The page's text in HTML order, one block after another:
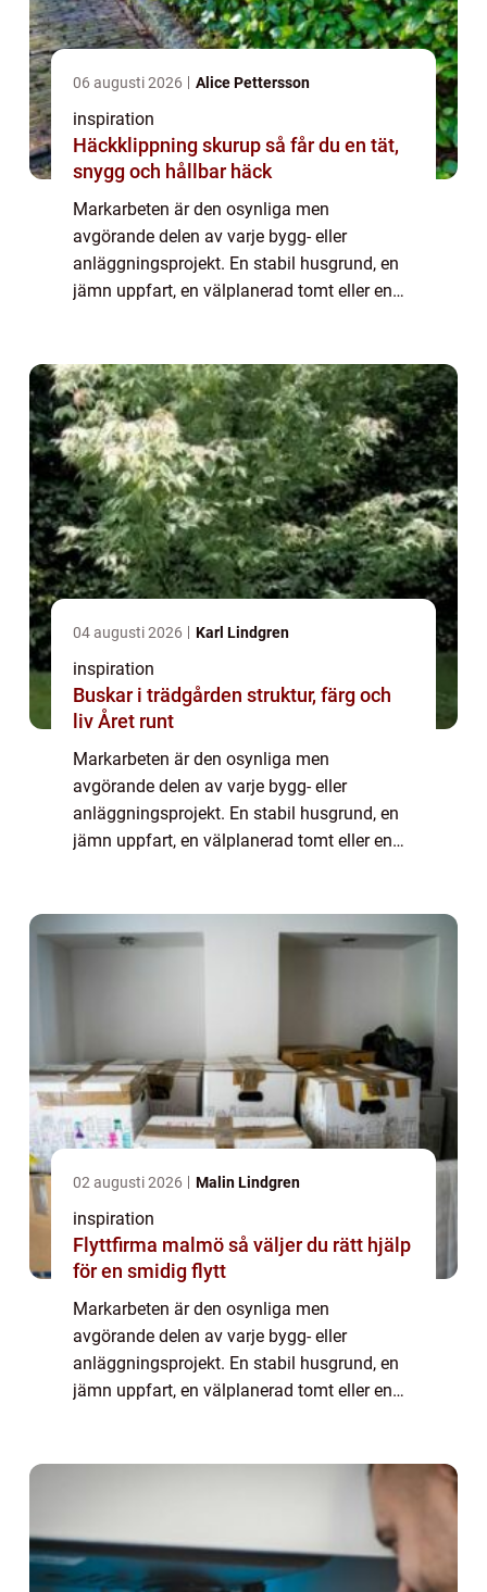
06 augusti 2026 Alice Pettersson
inspiration
Häckklippning skurup så får du en tät,
snygg och hållbar häck
Markarbeten är den osynliga men
avgörande delen av varje bygg- eller
anläggningsprojekt. En stabil husgrund, en
jämn uppfart, en välplanerad tomt eller en
mellan morän...
04 augusti 2026 Karl Lindgren
inspiration
Buskar i trädgården struktur, färg och
liv Året runt
Markarbeten är den osynliga men
avgörande delen av varje bygg- eller
anläggningsprojekt. En stabil husgrund, en
jämn uppfart, en välplanerad tomt eller en
02 augusti 2026 Malin Lindgren
inspiration
Flyttfirma malmö så väljer du rätt hjälp
för en smidig flytt
Markarbeten är den osynliga men
avgörande delen av varje bygg- eller
anläggningsprojekt. En stabil husgrund, en
jämn uppfart, en välplanerad tomt eller en